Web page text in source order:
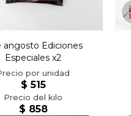
angosto Ediciones
Especiales x2
$ 858
$ 515